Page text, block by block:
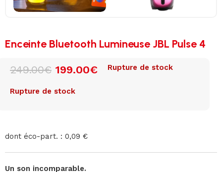
Enceinte Bluetooth Lumineuse JBL Pulse 4
249.00€ 199.00€ Rupture de stock
Rupture de stock
dont éco-part. : 0,09 €
Un son incomparable.